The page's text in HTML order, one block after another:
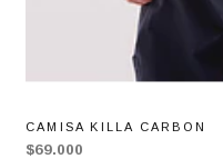
CAMISA KILLA CARBON
$69.000